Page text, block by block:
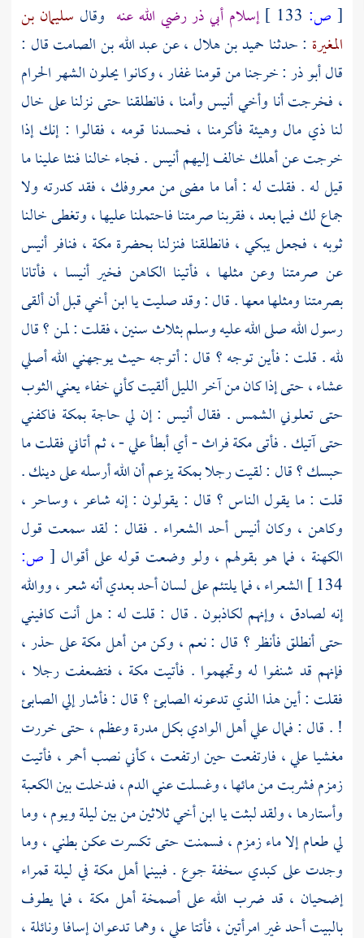
[ ص: إسلام أبي ذررضي الله عنه وقال سليمان بن
المغيرة : حدثنا حميد بن هلال ،عنعبد الله بن الصامتقال :
قالأبو ذر: خرجنا من قومناغفار ،وكانوا يحلون الشهر الحرام
، فخرجت أنا وأخيأنيسوأمنا ، فانطلقنا حتى نزلنا على خال
لنا ذي مال وهيئة فأكرمنا ، فحسدنا قومه ، فقالوا : إنك إذا
خرجت عن أهلك خالف إليهمأنيس. فجاء خالنا فنثا علينا ما
قيل له . فقلت له : أما ما مضى من معروفك ، فقد كدرته ولا
جماع لك فيما بعد ، فقربنا صرمتنا فاحتملنا عليها ، وتغطى خالنا
ثوبه ، فجعل يبكي ، فانطلقنا فنزلنا بحضرةمكة ، فنافرأنيس
عن صرمتنا وعن مثلها ، فأتينا الكاهن فخير أنيسا ، فأتانا
بصرمتنا ومثلها معها . قال : وقد صليت يا ابن أخي قبل أن ألقى
رسول الله صلى الله عليه وسلم بثلاث سنين ، فقلت : لمن ؟ قال
لله . قلت : فأين توجه ؟ قال : أتوجه حيث يوجهني الله أصلي
عشاء ، حتى إذا كان من آخر الليل ألقيت كأني خفاء يعني الثوب
حتى تعلوني الشمس . فقالأنيس : إن لي حاجةبمكة فاكفني
حتى آتيك . فأتىمكةفراث - أي أبطأ علي - ، ثم أتاني فقلت ما
حبسك ؟ قال : لقيت رجلابمكةيزعم أن الله أرسله على دينك .
قلت : ما يقول الناس ؟ قال : يقولون : إنه شاعر ، وساحر ،
وكاهن ، وكانأنيسأحد الشعراء . فقال : لقد سمعت قول
الكهنة ، فما هو بقولهم ، ولو وضعت قوله على أقوال [ ص:
134 ] الشعراء ، فما يلتئم على لسان أحد بعدي أنه شعر ، ووالله
إنه لصادق ، وإنهم لكاذبون . قال : قلت له : هل أنت كافيني
حتى أنطلق فأنظر ؟ قال : نعم ، وكن منأهلمكةعلى حذر ،
فإنهم قد شنفوا له وتجهموا . فأتيت مكة ، فتضعفت رجلا ،
فقلت : أين هذا الذي تدعونه الصابئ ؟ قال : فأشار إلي الصابئ
! . قال : فمال علي أهل الوادي بكل مدرة وعظم ، حتى خررت
مغشيا علي ، فارتفعت حين ارتفعت ، كأني نصب أحمر ، فأتيت
زمزم فشربت من مائها ، وغسلت عني الدم ، فدخلت بينالكعبة
وأستارها ، ولقد لبثت يا ابن أخي ثلاثين من بين ليلة ويوم ، وما
لي طعام إلا ماء زمزم ، فسمنت حتى تكسرت عكن بطني ، وما
وجدت على كبدي سخفة جوع . فبينماأهلمكة في ليلة قمراء
إضحيان ، قد ضرب الله على أصمخةأهل مكة ، فما يطوف
بالبيت أحد غير امرأتين ، فأتتا علي ، وهما تدعوان إسافا ونائلة ،